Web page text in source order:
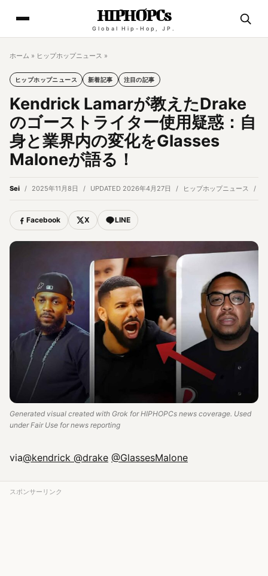
HIPHOPCs
Global Hip-Hop, JP.
ホーム » ヒップホップニュース »
ヒップホップニュース 新着記事 注目の記事
Kendrick Lamarが教えたDrake
のゴーストライター使用疑惑：自
身と業界内の変化をGlasses
Maloneが語る！
Sei 2025年11月8日 UPDATED 2026年4月27日 ヒップホップニュース
Facebook X LINE
Generated visual created with Grok for HIPHOPCs news coverage. Used
under Fair Use for news reporting
via@kendrick @drake @GlassesMalone
スポンサーリンク